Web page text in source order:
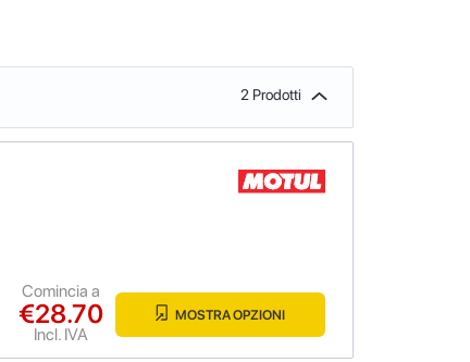
2 Prodotti
€28.70
Incl. IVA
Comincia a
MOSTRA OPZIONI